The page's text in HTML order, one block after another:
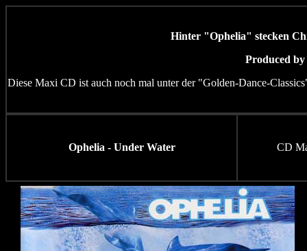
Hinter "Ophelia" stecken
Produced
Diese Maxi CD ist auch noch mal unter der "Golden-Dance-
Ophelia - Under Water CD